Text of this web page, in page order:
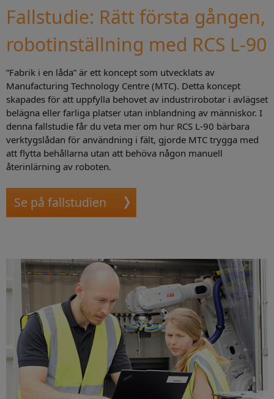
Fallstudie: Rätt första gången,
robotinställning med RCS L-90
”Fabrik i en låda” är ett koncept som utvecklats av
Manufacturing Technology Centre (MTC). Detta koncept
skapades för att uppfylla behovet av industrirobotar i avlägset
belägna eller farliga platser utan inblandning av människor. I
denna fallstudie får du veta mer om hur RCS L-90 bärbara
verktygslådan för användning i fält, gjorde MTC trygga med
att flytta behållarna utan att behöva någon manuell
återinlärning av roboten.
Se på fallstudien